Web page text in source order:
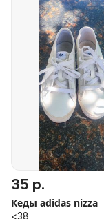
35 р.
Кеды adidas nizza
<38